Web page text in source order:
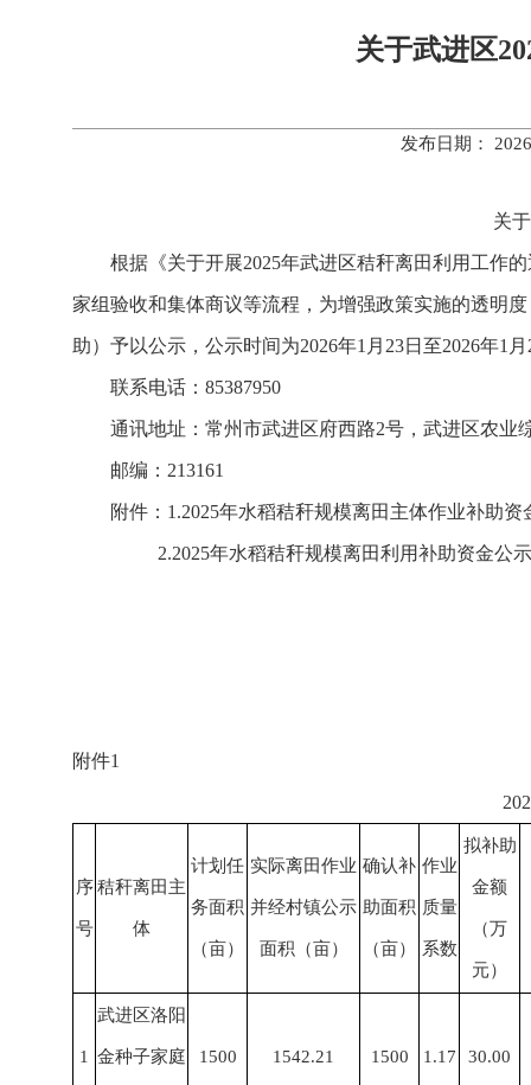
关于武进区
发布日期：
关
根据《关于开展2025年武进区秸秆离田利用工作
家组验收和集体商议等流程，为增强政策实施的透明
助）予以公示，公示时间为2026年1月23日至2026年1
联系电话：85387950
通讯地址：常州市武进区府西路2号，武进区农业
邮编：213161
附件：1.2025年水稻秸秆规模离田主体作业补助资
2.2025年水稻秸秆规模离田利用补助资金公
附件1
序
号
秸秆离田主
体
计划任
务面积
（亩）
实际离田作业
并经村镇公示
面积（亩）
确认补
助面积
（亩）
作业
质量
系数
拟补助
金额
（万
元）
1
武进区洛阳
金种子家庭 1500 1542.21 1500 1.17 30.00